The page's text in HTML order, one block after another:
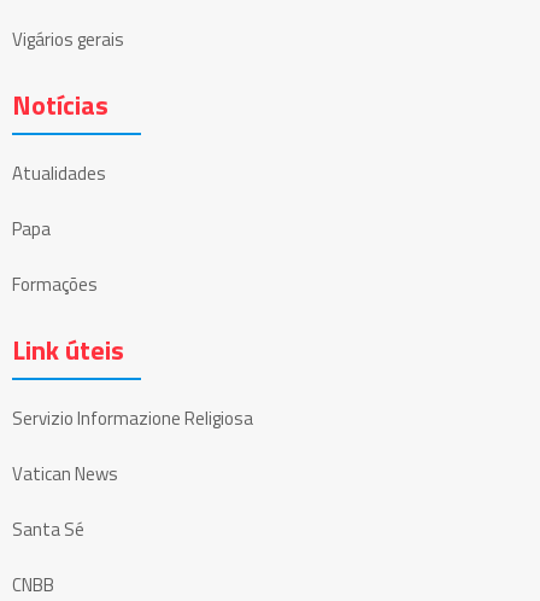
Vigários gerais
Notícias
Atualidades
Papa
Formações
Link úteis
Servizio Informazione Religiosa
Vatican News
Santa Sé
CNBB